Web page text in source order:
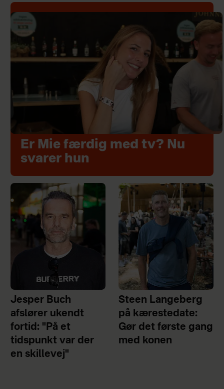
Er Mie færdig med tv? Nu
svarer hun
Jesper Buch
afslører ukendt
fortid: "På et
tidspunkt var der
en skillevej"
Steen Langeberg
på kærestedate:
Gør det første gang
med konen